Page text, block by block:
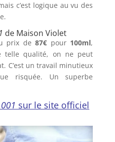
c’est logique au vu des
de Maison Violet
prix de87€ pour 100ml,
telle qualité, on ne peut
C’est un travail minutieux
risquée. Un superbe
sur le site officiel